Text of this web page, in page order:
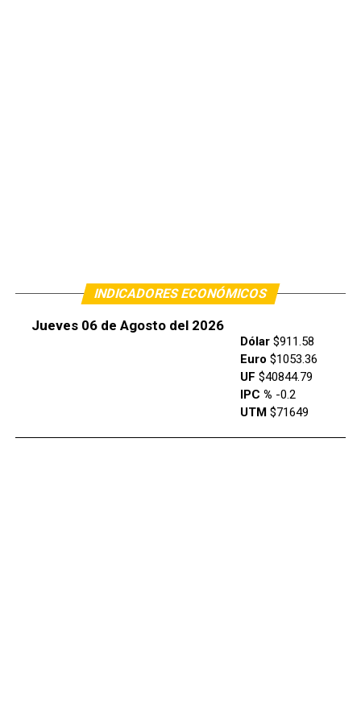
INDICADORES ECONÓMICOS
Jueves 06 de Agosto del 2026
Dólar$911.58
Euro $1053.36
UF $40844.79
IPC % -0.2
UTM $71649